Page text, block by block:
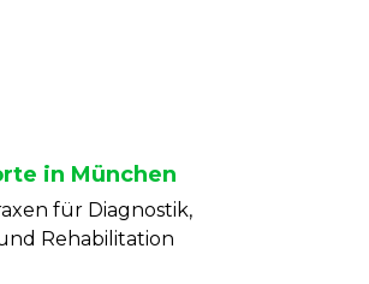
in München
für Diagnostik,
Rehabilitation